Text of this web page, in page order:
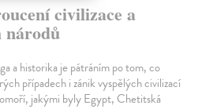
civilizace a
národů
a historika je pátráním po tom, co
případech i zánik vyspělých civilizací
jakými byly Egypt, Chetitská